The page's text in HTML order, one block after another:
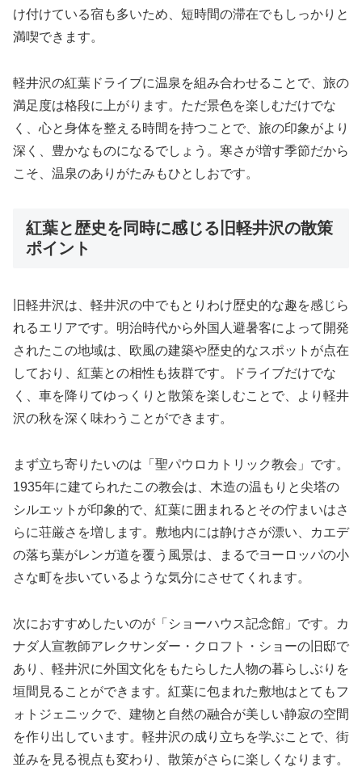
け付けている宿も多いため、短時間の滞在でもしっかりと
満喫できます。
軽井沢の紅葉ドライブに温泉を組み合わせることで、旅の
満足度は格段に上がります。ただ景色を楽しむだけでな
く、心と身体を整える時間を持つことで、旅の印象がより
深く、豊かなものになるでしょう。寒さが増す季節だから
こそ、温泉のありがたみもひとしおです。
紅葉と歴史を同時に感じる旧軽井沢の散策
ポイント
旧軽井沢は、軽井沢の中でもとりわけ歴史的な趣を感じら
れるエリアです。明治時代から外国人避暑客によって開発
されたこの地域は、欧風の建築や歴史的なスポットが点在
しており、紅葉との相性も抜群です。ドライブだけでな
く、車を降りてゆっくりと散策を楽しむことで、より軽井
沢の秋を深く味わうことができます。
まず立ち寄りたいのは「聖パウロカトリック教会」です。
1935年に建てられたこの教会は、木造の温もりと尖塔の
シルエットが印象的で、紅葉に囲まれるとその佇まいはさ
らに荘厳さを増します。敷地内には静けさが漂い、カエデ
の落ち葉がレンガ道を覆う風景は、まるでヨーロッパの小
さな町を歩いているような気分にさせてくれます。
次におすすめしたいのが「ショーハウス記念館」です。カ
ナダ人宣教師アレクサンダー・クロフト・ショーの旧邸で
あり、軽井沢に外国文化をもたらした人物の暮らしぶりを
垣間見ることができます。紅葉に包まれた敷地はとてもフ
ォトジェニックで、建物と自然の融合が美しい静寂の空間
を作り出しています。軽井沢の成り立ちを学ぶことで、街
並みを見る視点も変わり、散策がさらに楽しくなります。